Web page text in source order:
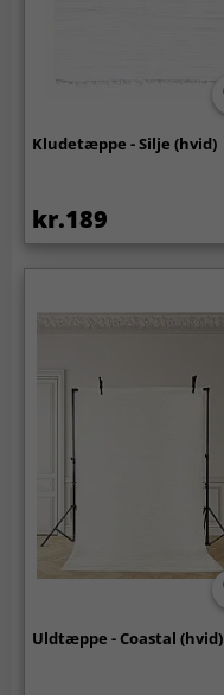
Kludetæppe - Silje (hvid)
kr.189
Uldtæppe - Coastal (hvid)